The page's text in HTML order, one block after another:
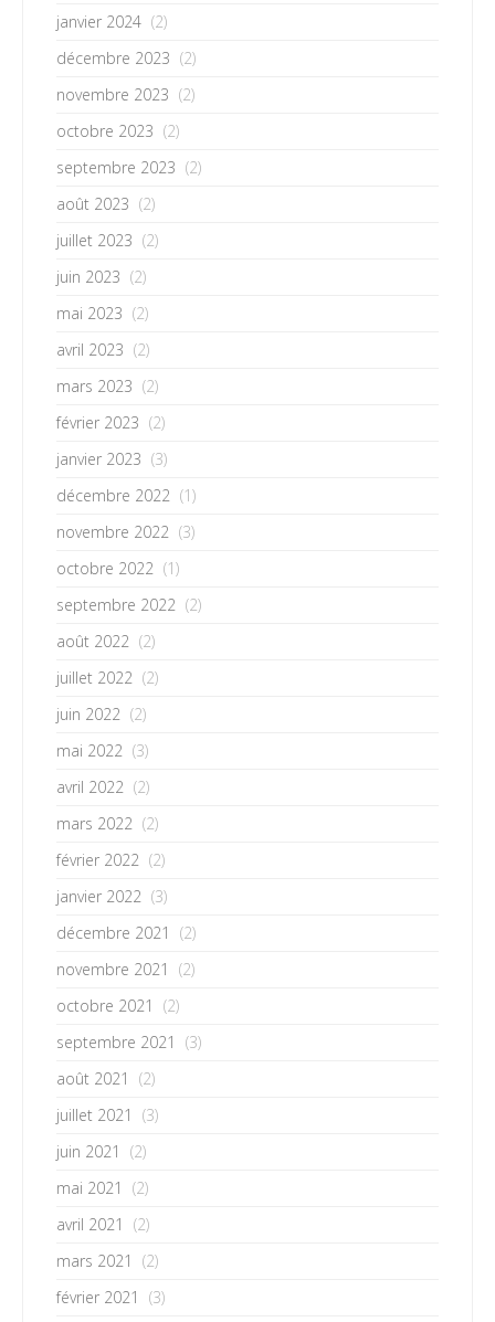
janvier 2024 (2)
décembre 2023 (2)
novembre 2023 (2)
octobre 2023 (2)
septembre 2023 (2)
août 2023 (2)
juillet 2023 (2)
juin 2023 (2)
mai 2023 (2)
avril 2023 (2)
mars 2023 (2)
février 2023 (2)
janvier 2023 (3)
décembre 2022 (1)
novembre 2022 (3)
octobre 2022 (1)
septembre 2022 (2)
août 2022 (2)
juillet 2022 (2)
juin 2022 (2)
mai 2022 (3)
avril 2022 (2)
mars 2022 (2)
février 2022 (2)
janvier 2022 (3)
décembre 2021
(2)
novembre 2021
(2)
octobre 2021
(2)
septembre 2021
(3)
août 2021
(2)
juillet 2021
(3)
juin 2021
(2)
mai 2021
(2)
avril 2021
(2)
mars 2021
(2)
février 2021
(3)